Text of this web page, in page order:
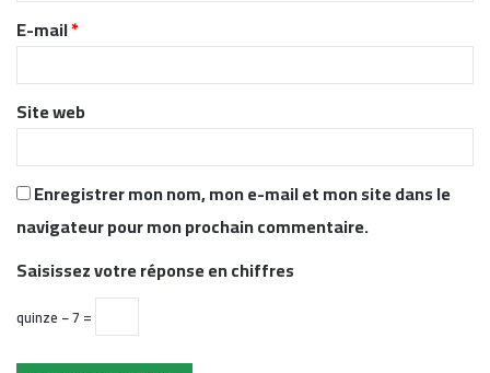
r
e
*
E-mail*
Site web
Enregistrer mon nom, mon e-mail et mon site dans le
navigateur pour mon prochain commentaire.
Saisissez votre réponse en chiffres
quinze − 7 =